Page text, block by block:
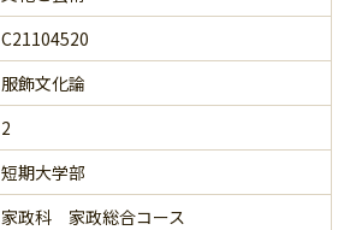
C21104520
服飾文化論
2
短期大学部
家政科 家政総合コース